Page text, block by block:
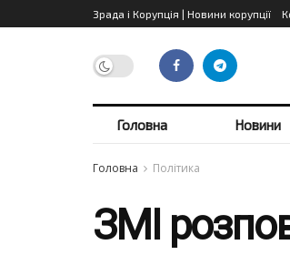
Зрада і Корупція | Новини корупції
Головна Новини
Головна Політика
ЗМІ